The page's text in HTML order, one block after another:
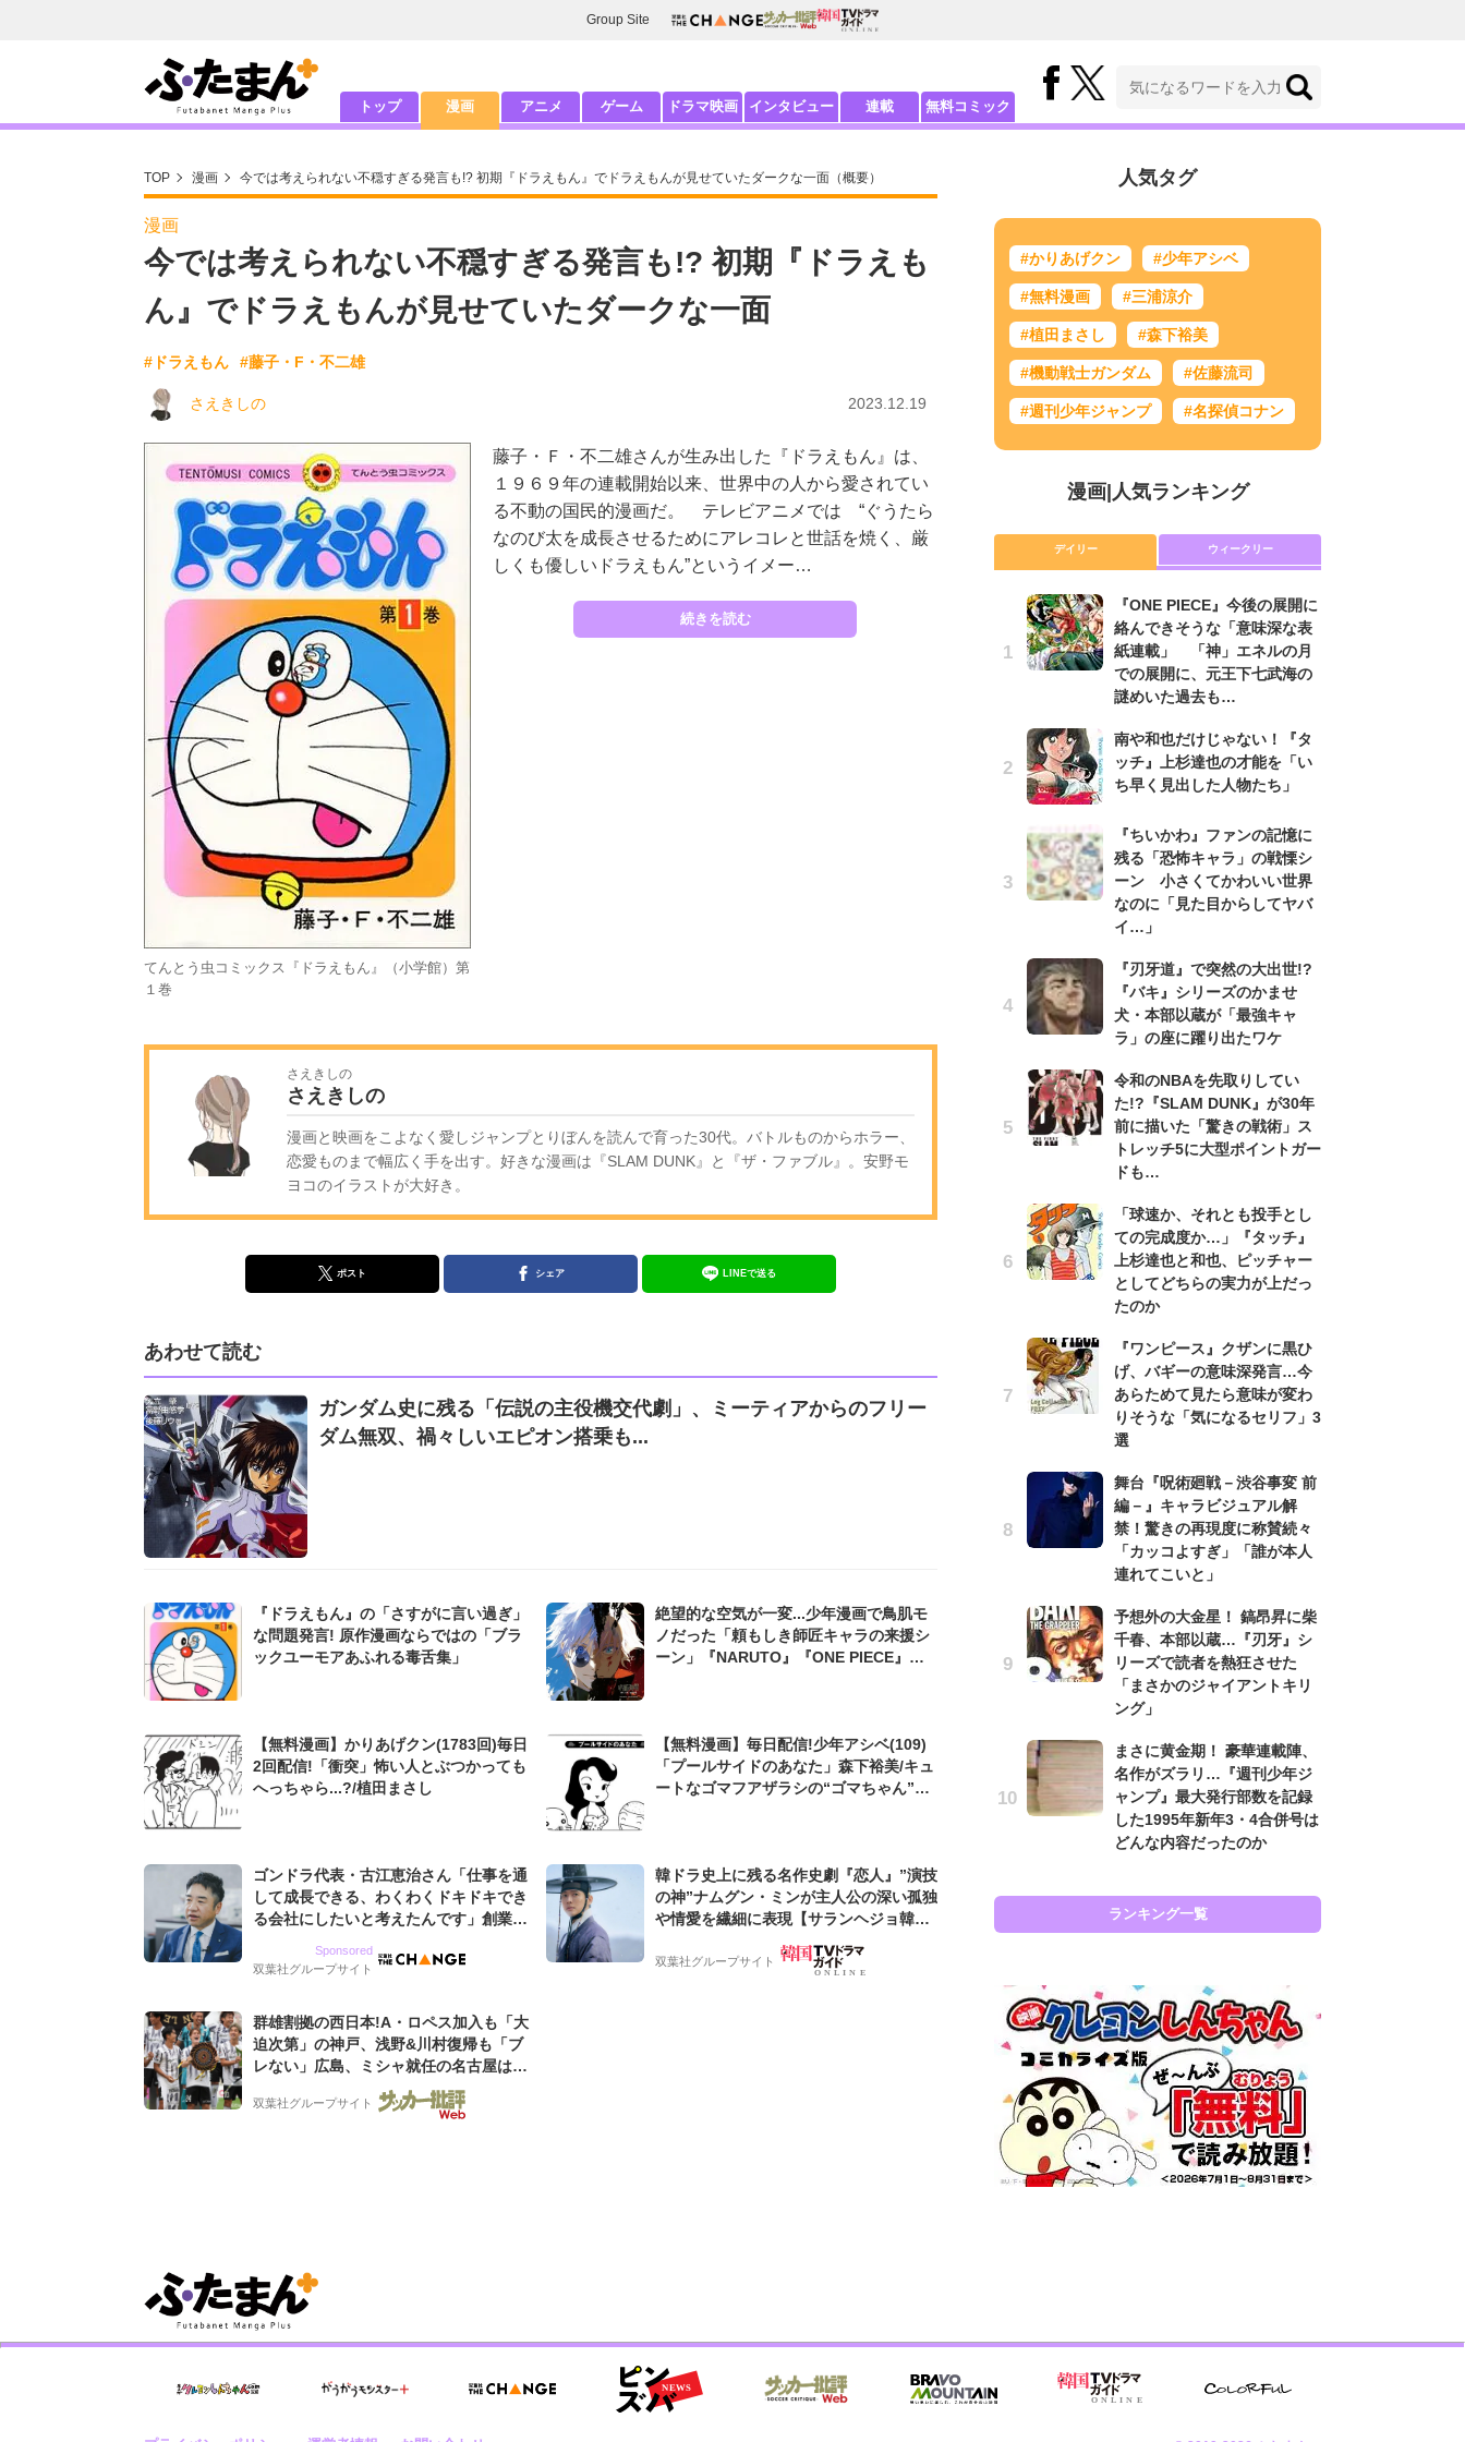
Group Site
トップ 漫画 アニメ ゲーム ドラマ映画 インタビュー 連載 無料コミック
TOP 漫画 今では考えられない不穏すぎる発言も!? 初期『ドラえもん』でドラえもんが見せていたダークな一面（概要）
漫画
今では考えられない不穏すぎる発言も!? 初期『ドラえも
ん』でドラえもんが見せていたダークな一面
#ドラえもん #藤子・F・不二雄
さえきしの 2023.12.19
てんとう虫コミックス『ドラえもん』（小学館）第
１巻
藤子・Ｆ・不二雄さんが生み出した『ドラえもん』は、
１９６９年の連載開始以来、世界中の人から愛されてい
る不動の国民的漫画だ。 テレビアニメでは “ぐうたら
なのび太を成長させるためにアレコレと世話を焼く、厳
しくも優しいドラえもん”というイメー…
続きを読む
さえきしの
さえきしの
漫画と映画をこよなく愛しジャンプとりぼんを読んで育った30代。バトルものからホラー、
恋愛ものまで幅広く手を出す。好きな漫画は『SLAM DUNK』と『ザ・ファブル』。安野モ
ヨコのイラストが大好き。
ポスト シェア LINEで送る
あわせて読む
ガンダム史に残る「伝説の主役機交代劇」、ミーティアからのフリー
ダム無双、禍々しいエピオン搭乗も...
『ドラえもん』の「さすがに言い過ぎ」
な問題発言! 原作漫画ならではの「ブラ
ックユーモアあふれる毒舌集」
絶望的な空気が一変...少年漫画で鳥肌モ
ノだった「頼もしき師匠キャラの来援シ
ーン」『NARUTO』『ONE PIECE』
【無料漫画】かりあげクン(1783回)毎日
2回配信!「衝突」怖い人とぶつかっても
へっちゃら...?/植田まさし
【無料漫画】毎日配信!少年アシベ(109)
「プールサイドのあなた」森下裕美/キュ
ートなゴマフアザラシの“ゴマちゃん”を
ゴンドラ代表・古江恵治さん「仕事を通
して成長できる、わくわくドキドキでき
る会社にしたいと考えたんです」創業来
グ会社のアイデンティティ
Sponsored
双葉社グループサイト
韓ドラ史上に残る名作史劇『恋人』”演技
の神”ナムグン・ミンが主人公の深い孤独
や情愛を繊細に表現【サランヘジョ韓ド
双葉社グループサイト
群雄割拠の西日本!A・ロペス加入も「大
迫次第」の神戸、浅野&川村復帰も「ブ
レない」広島、ミシャ就任の名古屋は?
【Jリーグ開幕「初めての秋春制」の大
激論】(2)
双葉社グループサイト
人気タグ
#かりあげクン #少年アシベ
#無料漫画 #三浦涼介
#植田まさし #森下裕美
#機動戦士ガンダム #佐藤流司
#週刊少年ジャンプ #名探偵コナン
漫画| 人気ランキング
デイリー ウィークリー
『ONE PIECE』今後の展開に
絡んできそうな「意味深な表
紙連載」 「神」エネルの月
での展開に、元王下七武海の
謎めいた過去も…
南や和也だけじゃない！『タ
ッチ』上杉達也の才能を「い
ち早く見出した人物たち」
『ちいかわ』ファンの記憶に
残る「恐怖キャラ」の戦慄シ
ーン 小さくてかわいい世界
なのに「見た目からしてヤバ
イ…」
『刃牙道』で突然の大出世!?
『バキ』シリーズのかませ
犬・本部以蔵が「最強キャ
ラ」の座に躍り出たワケ
令和のNBAを先取りしてい
た!?『SLAM DUNK』が30年
前に描いた「驚きの戦術」ス
トレッチ5に大型ポイントガー
ドも…
「球速か、それとも投手とし
ての完成度か…」『タッチ』
上杉達也と和也、ピッチャー
としてどちらの実力が上だっ
たのか
『ワンピース』クザンに黒ひ
げ、バギーの意味深発言…今
あらためて見たら意味が変わ
りそうな「気になるセリフ」3
選
舞台『呪術廻戦－渋谷事変 前
編－』キャラビジュアル解
禁！驚きの再現度に称賛続々
「カッコよすぎ」「誰が本人
連れてこいと」
予想外の大金星！ 鎬昂昇に柴
千春、本部以蔵…『刃牙』シ
リーズで読者を熱狂させた
「まさかのジャイアントキリ
ング」
まさに黄金期！ 豪華連載陣、
名作がズラリ…『週刊少年ジ
ャンプ』最大発行部数を記録
した1995年新年3・4合併号は
どんな内容だったのか
ランキング一覧